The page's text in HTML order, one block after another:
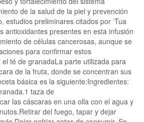
de la salud de la piel y prevención
estudios preliminares citados por ‘Tua
antioxidantes presentes en esta infusión
de células cancerosas, aunque se
para confirmar estos
té de granadaLa parte utilizada para
de la fruta, donde se concentran sus
básica es la siguiente:Ingredientes:
taza de
las cáscaras en una olla con el agua y
del fuego, tapar y dejar